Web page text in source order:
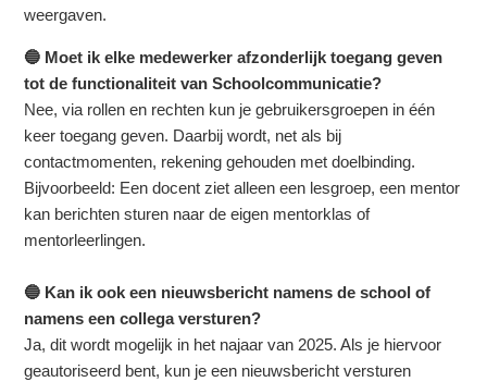
weergaven.
🔵 Moet ik elke medewerker afzonderlijk toegang geven
tot de functionaliteit van Schoolcommunicatie?
Nee, via rollen en rechten kun je gebruikersgroepen in één
keer toegang geven. Daarbij wordt, net als bij
contactmomenten, rekening gehouden met doelbinding.
Bijvoorbeeld: Een docent ziet alleen een lesgroep, een mentor
kan berichten sturen naar de eigen mentorklas of
mentorleerlingen.
🔵 Kan ik ook een nieuwsbericht namens de school of
namens een collega versturen?
Ja, dit wordt mogelijk in het najaar van 2025. Als je hiervoor
geautoriseerd bent, kun je een nieuwsbericht versturen